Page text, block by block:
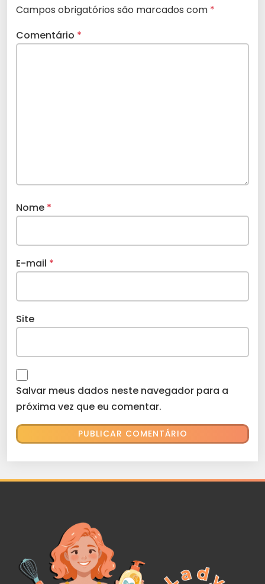
Campos obrigatórios são marcados com *
Comentário *
Nome *
E-mail *
Site
Salvar meus dados neste navegador para a
próxima vez que eu comentar.